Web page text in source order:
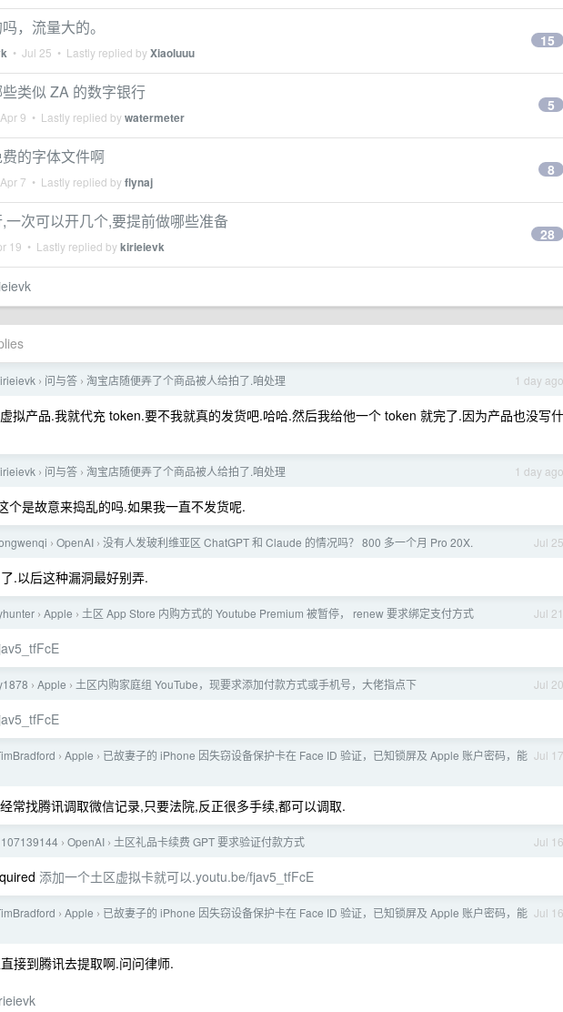
，流量大的。
• Jul 25 • Lastly replied byXiaoluuu
15
类似 ZA 的数字银行
Apr 9 • Lastly replied bywatermeter
5
的字体文件啊
Apr 7 • Lastly replied byflynaj
8
一次可以开几个,要提前做哪些准备
19 • Lastly replied bykirieievk
28
1 day ago
› 问与答 › 淘宝店随便弄了个商品被人给拍了.咱处理
拟产品.我就代充 token.要不我就真的发货吧.哈哈.然后我给他一个 token 就完了.因为产品也没写什
1 day ago
› 问与答 › 淘宝店随便弄了个商品被人给拍了.咱处理
个是故意来捣乱的吗.如果我一直不发货呢.
Jul 25
› OpenAI › 没有人发玻利维亚区 ChatGPT 和 Claude 的情况吗？ 800 多一个月 Pro 20X.
.以后这种漏洞最好别弄.
Jul 21
› Apple › 土区 App Store 内购方式的 Youtube Premium 被暂停， renew 要求绑定支付方式
Jul 20
› Apple › 土区内购家庭组 YouTube，现要求添加付款方式或手机号，大佬指点下
Jul 17
› Apple › 已故妻子的 iPhone 因失窃设备保护卡在 Face ID 验证，已知锁屏及 Apple 账户密码，能
常找腾讯调取微信记录,只要法院,反正很多手续,都可以调取.
Jul 16
› OpenAI › 土区礼品卡续费 GPT 要求验证付款方式
添加一个土区虚拟卡就可以.youtu.be/fjav5_tfFcE
Jul 16
› Apple › 已故妻子的 iPhone 因失窃设备保护卡在 Face ID 验证，已知锁屏及 Apple 账户密码，能
接到腾讯去提取啊.问问律师.